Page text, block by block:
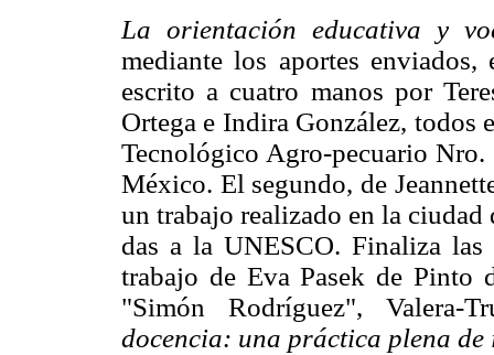
La orientación educativa y
mediante los aportes
escrito a cuatro manos por
Ortega e Indira González, todos
Tecnológico Agro-pecuario
México. El segundo, de
un trabajo realizado en la ciudad
das a la UNESCO. Finaliza
trabajo de Eva Pasek de Pinto
"Simón Rodríguez",
docencia: una práctica plena de